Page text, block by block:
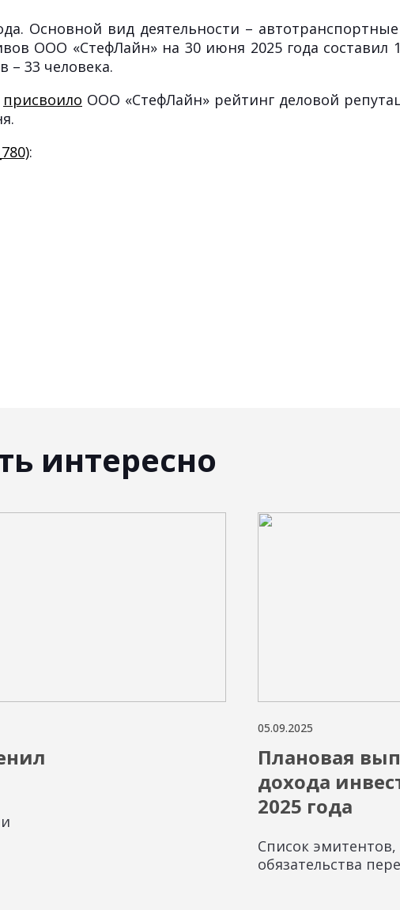
Основной вид деятельности –
ООО «СтефЛайн» на 30 июня 2025 года составил
– 33 человека.
присвоило ООО «СтефЛайн» рейтинг деловой
:
интересно
05.09.2025
Плановая
дохода
2025 года
Список
обязательства